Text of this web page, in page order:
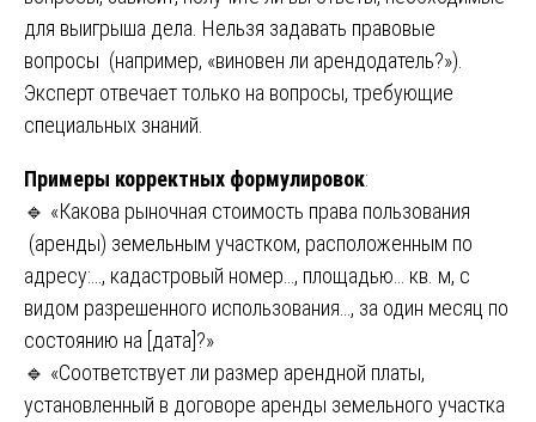
для выигрыша дела. Нельзя задавать правовые
вопросы (например, «виновен ли арендодатель?»).
Эксперт отвечает только на вопросы, требующие
специальных знаний.
Примеры корректных формулировок:
🔹 «Какова рыночная стоимость права пользования
(аренды) земельным участком, расположенным по
адресу:…, кадастровый номер…, площадью… кв. м, с
видом разрешенного использования…, за один месяц по
состоянию на [дата]?»
🔹 «Соответствует ли размер арендной платы,
установленный в договоре аренды земельного участка